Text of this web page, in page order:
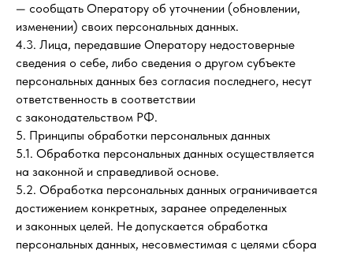
— сообщать Оператору об уточнении (обновлении,
изменении) своих персональных данных.
4.3. Лица, передавшие Оператору недостоверные
сведения о себе, либо сведения о другом субъекте
персональных данных без согласия последнего, несут
ответственность в соответствии
с законодательством РФ.
5. Принципы обработки персональных данных
5.1. Обработка персональных данных осуществляется
на законной и справедливой основе.
5.2. Обработка персональных данных ограничивается
достижением конкретных, заранее определенных
и законных целей. Не допускается обработка
персональных данных, несовместимая с целями сбора